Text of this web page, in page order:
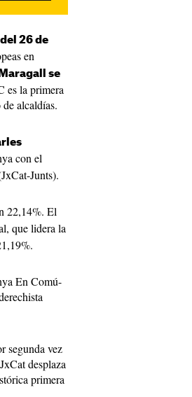
26 de
en
se
es la primera
alcaldías.
con el
Junts).
22,14%. El
que lidera la
En Comú-
segunda vez
desplaza
primera